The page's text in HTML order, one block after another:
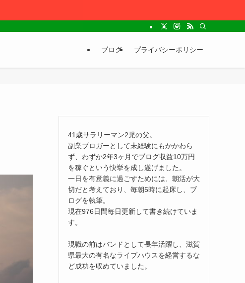
ブログ プライバシーポリシー
41歳サラリーマン2児の父。
副業ブロガーとして未経験にもかかわら
ず、わずか2年3ヶ月でブログ収益10万円
を稼ぐという快挙を成し遂げました。
一日を有意義に過ごすためには、朝活が大
切だと考えており、毎朝5時に起床し、ブ
ログを執筆。
現在976日間毎日更新して書き続けていま
す。
現職の前はバンドとして長年活躍し、滋賀
県最大の有名なライブハウスを経営するな
ど成功を収めていました。